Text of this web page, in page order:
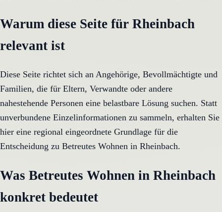
Warum diese Seite für Rheinbach
relevant ist
Diese Seite richtet sich an Angehörige, Bevollmächtigte und
Familien, die für Eltern, Verwandte oder andere
nahestehende Personen eine belastbare Lösung suchen. Statt
unverbundene Einzelinformationen zu sammeln, erhalten Sie
hier eine regional eingeordnete Grundlage für die
Entscheidung zu Betreutes Wohnen in Rheinbach.
Was Betreutes Wohnen in Rheinbach
konkret bedeutet